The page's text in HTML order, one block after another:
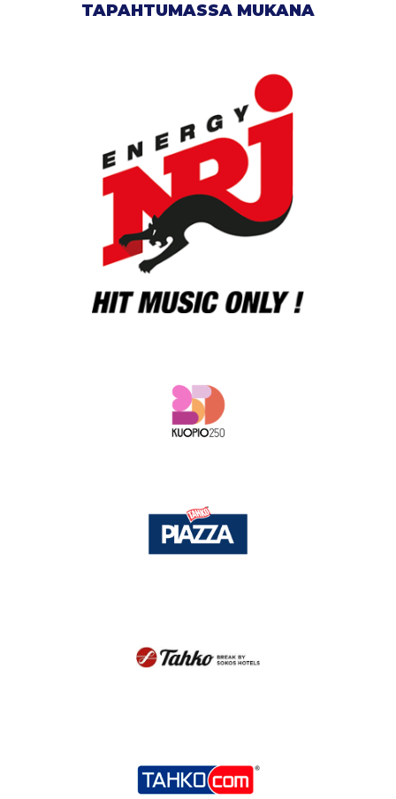
TAPAHTUMASSA MUKANA